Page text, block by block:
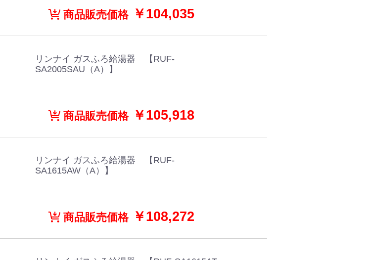
商品販売価格￥104,035
リンナイ ガスふろ給湯器 【RUF-
SA2005SAU（A）】
商品販売価格￥105,918
リンナイ ガスふろ給湯器 【RUF-
SA1615AW（A）】
商品販売価格￥108,272